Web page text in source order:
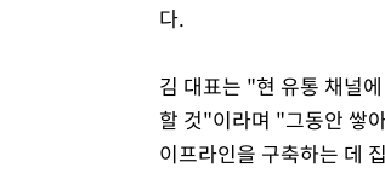
다.
김 대표는 "현 유통 채널
할 것"이라며 "그동안 쌓
이프라인을 구축하는 데